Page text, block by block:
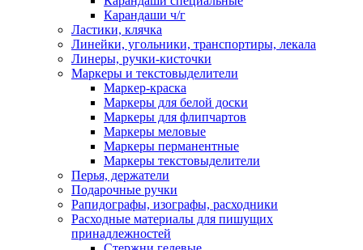
Карандаши ч/г
Ластики, клячка
Линейки, угольники, транспортиры, лекала
Линеры, ручки-кисточки
Маркеры и текстовыделители
Маркер-краска
Маркеры для белой доски
Маркеры для флипчартов
Маркеры меловые
Маркеры перманентные
Маркеры текстовыделители
Перья, держатели
Подарочные ручки
Рапидографы, изографы, расходники
Расходные материалы для пишущих
принадлежностей